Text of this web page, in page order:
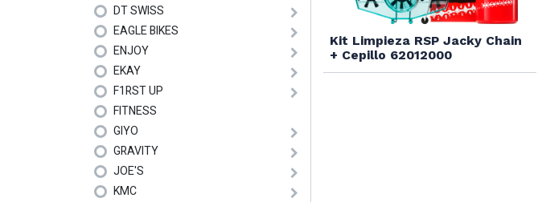
DT SWISS
EAGLE BIKES
ENJOY
EKAY
F1RST UP
FITNESS
GIYO
GRAVITY
JOE'S
KMC
Kit Limpieza RSP Jacky Chain
+ Cepillo 62012000